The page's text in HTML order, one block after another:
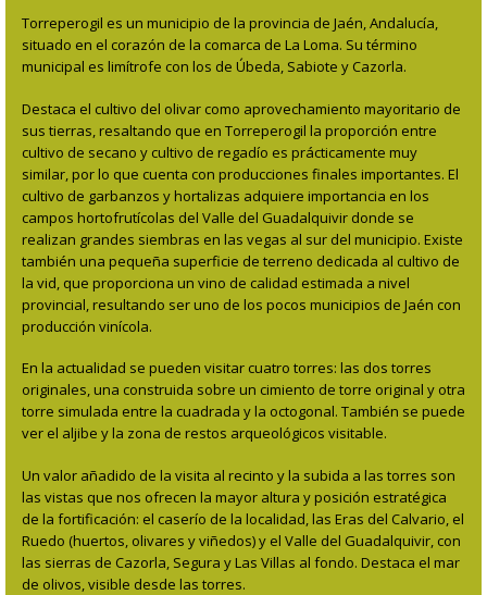
Torreperogil es un municipio de la provincia de Jaén, Andalucía,
situado en el corazón de la comarca de La Loma. Su término
municipal es limítrofe con los de Úbeda, Sabiote y Cazorla.
Destaca el cultivo del olivar como aprovechamiento mayoritario de
sus tierras, resaltando que en Torreperogil la proporción entre
cultivo de secano y cultivo de regadío es prácticamente muy
similar, por lo que cuenta con producciones finales importantes. El
cultivo de garbanzos y hortalizas adquiere importancia en los
campos hortofrutícolas del Valle del Guadalquivir donde se
realizan grandes siembras en las vegas al sur del municipio. Existe
también una pequeña superficie de terreno dedicada al cultivo de
la vid, que proporciona un vino de calidad estimada a nivel
provincial, resultando ser uno de los pocos municipios de Jaén con
producción vinícola.
En la actualidad se pueden visitar cuatro torres: las dos torres
originales, una construida sobre un cimiento de torre original y otra
torre simulada entre la cuadrada y la octogonal. También se puede
ver el aljibe y la zona de restos arqueológicos visitable.
Un valor añadido de la visita al recinto y la subida a las torres son
las vistas que nos ofrecen la mayor altura y posición estratégica
de la fortificación: el caserío de la localidad, las Eras del Calvario, el
Ruedo (huertos, olivares y viñedos) y el Valle del Guadalquivir, con
las sierras de Cazorla, Segura y Las Villas al fondo. Destaca el mar
de olivos, visible desde las torres.